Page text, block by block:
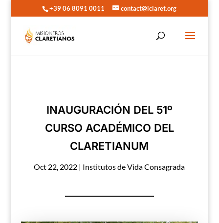
+39 06 8091 0011 contact@iclaret.org
INAUGURACIÓN DEL 51º
CURSO ACADÉMICO DEL
CLARETIANUM
Oct 22, 2022 | Institutos de Vida Consagrada